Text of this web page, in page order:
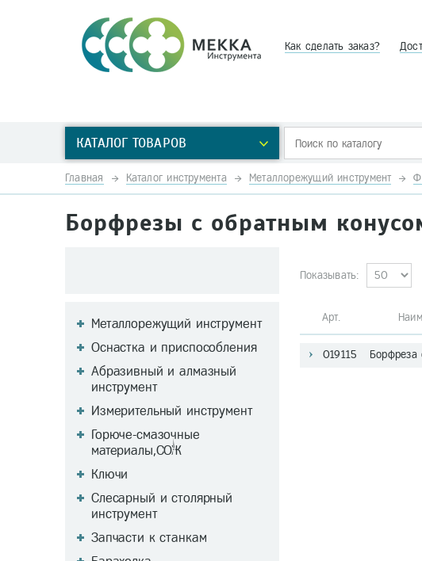
Как сделать заказ?
КАТАЛОГ ТОВАРОВ
Главная Каталог инструмента Металлорежущий инструмент
Борфрезы с обратным
Металлорежущий инструмент
Оснастка и приспособления
Абразивный и алмазный
инструмент
Измерительный инструмент
Горюче-смазочные
материалы,СОЖ
Ключи
Слесарный и столярный
инструмент
Запчасти к станкам
Показывать:
Арт.
019115 Борфреза